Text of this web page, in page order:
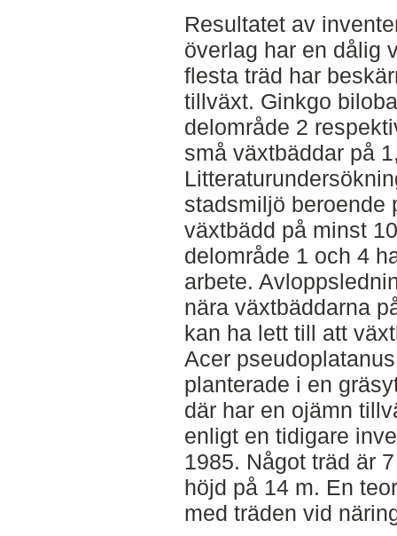
Resultatet av
överlag har en dålig
flesta träd har
tillväxt. Ginkgo
delområde 2
små växtbäddar på
stadsmiljö beroende
växtbädd på minst
delområde 1 och 4
arbete.
nära växtbäddarna
kan ha lett till att
Acer
planterade i en
där har en ojämn
enligt en tidigare
1985. Något träd är
höjd på 14 m. En
med träden vid